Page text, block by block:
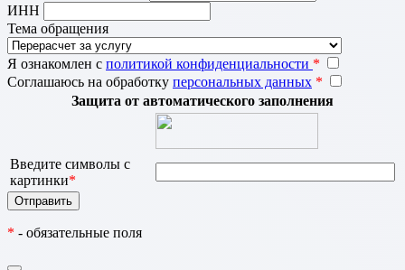
ИНН
Тема обращения
Я ознакомлен с политикой конфиденциальности *
Соглашаюсь на обработку персональных данных *
Защита от автоматического заполнения
Введите символы с
картинки*
* - обязательные поля